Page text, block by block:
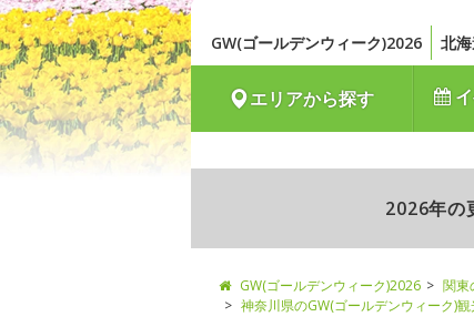
GW(ゴールデンウィーク)2026 北
エリアから探す イ
2026年の
GW(ゴールデンウィーク)2026 関東
神奈川県のGW(ゴールデンウィーク)観